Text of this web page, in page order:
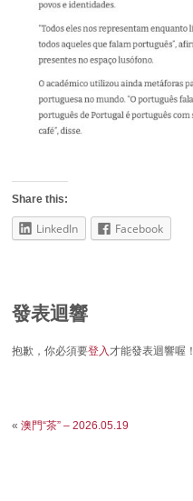
Share this:
LinkedIn Facebook
發表迴響
抱歉，你必須要登入才能發表迴響喔！
«澳門“茶” – 2026.05.19